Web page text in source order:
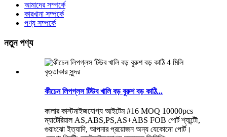
আমাদের সম্পর্কে
কারখানা সম্পর্কে
পণ্য সম্পর্কে
নতুন পণ্য
কীচেন লিপগ্লস টিউব খালি বড় বুরুশ বড় কাঠি...
কালার কাস্টমাইজযোগ্য আইটেম #16 MOQ 10000pcs
ম্যাটেরিয়াল AS,ABS,PS,AS+ABS FOB পোর্ট শ্যান্টৌ,
গুয়াংঝো ইত্যাদি, আপনার প্রয়োজন অন্য যেকোনো পোর্ট।